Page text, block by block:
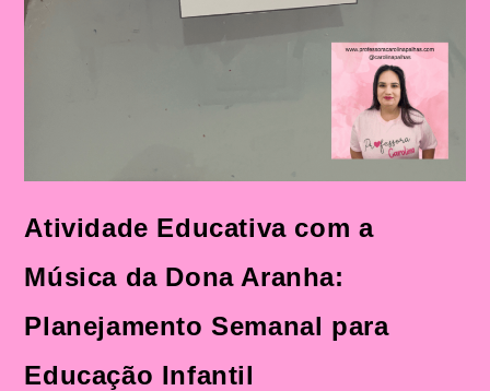
Atividade Educativa com a
Música da Dona Aranha:
Planejamento Semanal para
Educação Infantil